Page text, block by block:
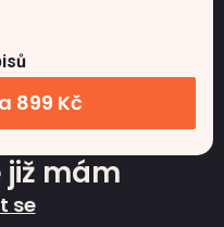
899 Kč
mám
se